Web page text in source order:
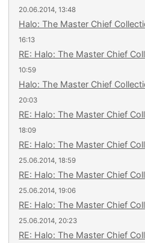
20.06.2014, 13:48
Halo: The Master Chief
16:13
RE: Halo: The Master Chief
10:59
Halo: The Master Chief
20:03
RE: Halo: The Master Chief
18:09
RE: Halo: The Master Chief
25.06.2014, 18:59
RE: Halo: The Master Chief
25.06.2014, 19:06
RE: Halo: The Master Chief
25.06.2014, 20:23
RE: Halo: The Master Chief